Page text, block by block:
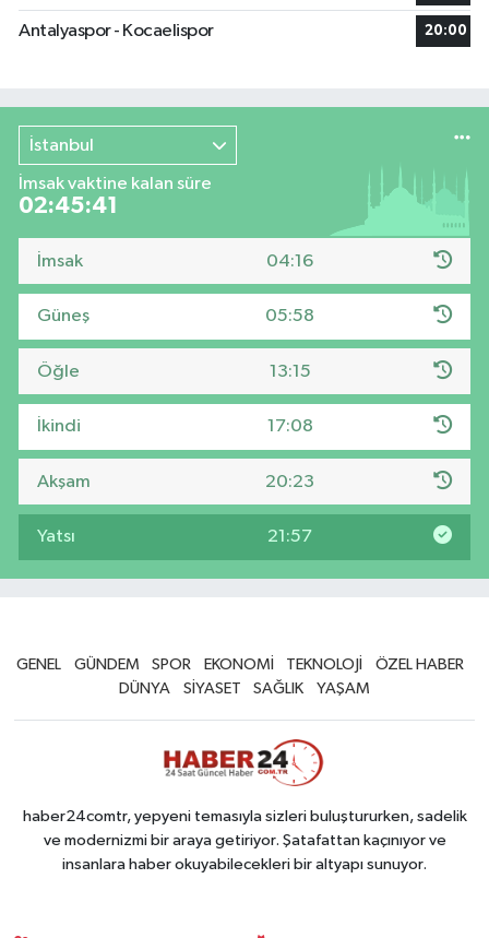
Antalyaspor - Kocaelispor 20:00
İstanbul
İmsak vaktine kalan süre
02:45:40
İmsak 04:16
Güneş 05:58
Öğle 13:15
İkindi 17:08
Akşam 20:23
Yatsı 21:57
GENEL GÜNDEM SPOR EKONOMİ TEKNOLOJİ
ÖZEL HABER
DÜNYA
SİYASET SAĞLIK YAŞAM
haber24comtr, yepyeni temasıyla sizleri buluştururken, sadelik
ve modernizmi bir araya getiriyor. Şatafattan kaçınıyor ve
insanlara haber okuyabilecekleri bir altyapı sunuyor.